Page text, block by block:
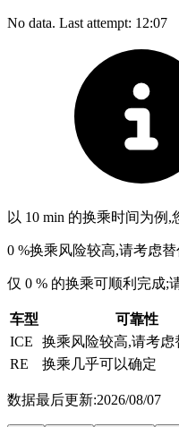
No data. Last attempt: 12:07
以 10 min 的换乘时间为例,
0 %换乘风险较高,请考虑替
仅 0 % 的换乘可顺利完成;
车型 可靠性
ICE
换乘风险较高,请考虑
RE
换乘几乎可以确定
数据最后更新:2026/08/07